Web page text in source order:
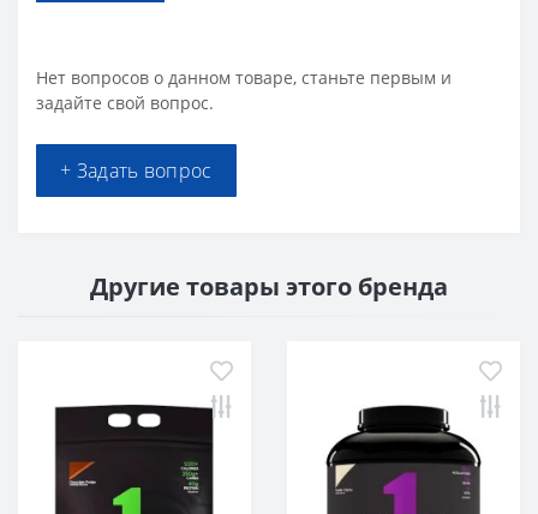
Нет вопросов о данном товаре, станьте первым и
задайте свой вопрос.
+ Задать вопрос
Другие товары этого бренда